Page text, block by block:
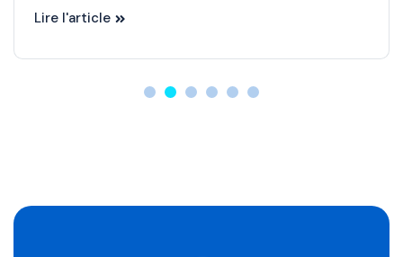
Lire l'article